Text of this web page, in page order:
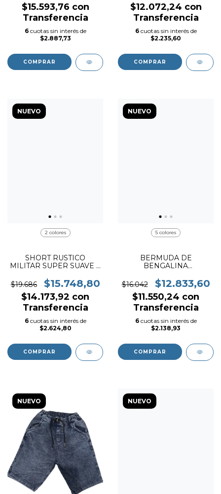
$15.593,76 con
Transferencia
6 cuotas sin interés de
$2.887,73
COMPRAR
$12.072,24 con
Transferencia
6 cuotas sin interés de
$2.235,60
COMPRAR
NUEVO
2 colores
SHORT RUSTICO
MILITAR SUPER SUAVE Y
$19.686
$15.748,80
$14.173,92 con
Transferencia
6 cuotas sin interés de
$2.624,80
COMPRAR
NUEVO
5 colores
BERMUDA DE
BENGALINA
$16.042
$12.833,60
$11.550,24 con
Transferencia
6 cuotas sin interés de
$2.138,93
COMPRAR
NUEVO NUEVO